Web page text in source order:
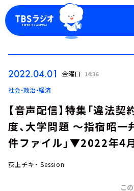
2022.04.01 金曜日 14:36
社会・政治・経済
【音声配信】特集「違法契
度、大学問題 ～指宿昭一
件ファイル」▼2022年4月
荻上チキ・ Session
こ